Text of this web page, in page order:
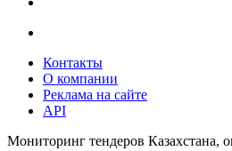
Контакты
О компании
Реклама на сайте
API
Мониторинг тендеров Казахстана,